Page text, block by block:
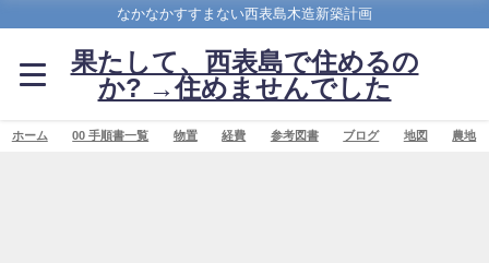
なかなかすすまない西表島木造新築計画
果たして、西表島で住めるの
か? →住めませんでした
ホーム 00 手順書一覧 物置 経費 参考図書 ブログ 地図 農地